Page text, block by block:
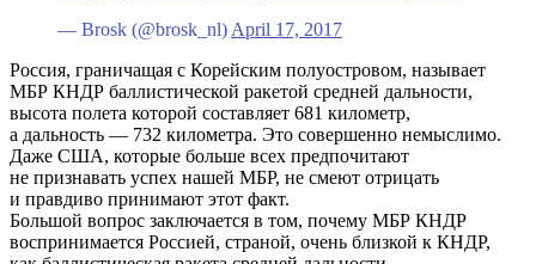
— Brosk (@brosk_nl) April 17, 2017
Россия, граничащая с Корейским полуостровом, называет
МБР КНДР баллистической ракетой средней дальности,
высота полета которой составляет 681 километр,
а дальность — 732 километра. Это совершенно немыслимо.
Даже США, которые больше всех предпочитают
не признавать успех нашей МБР, не смеют отрицать
и правдиво принимают этот факт.
Большой вопрос заключается в том, почему МБР КНДР
воспринимается Россией, страной, очень близкой к КНДР,